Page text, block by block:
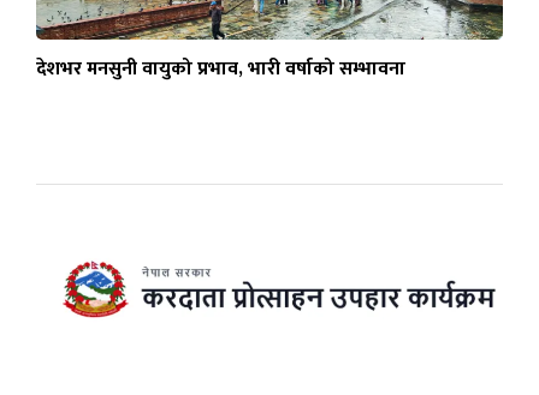
देशभर मनसुनी वायुको प्रभाव, भारी वर्षाको सम्भावना